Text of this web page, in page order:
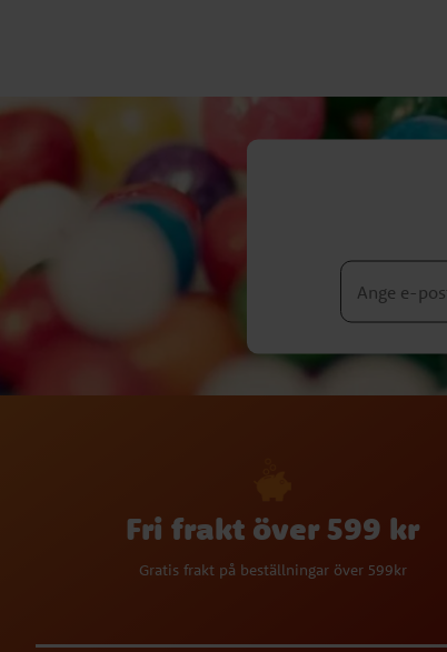
Fri frakt över 599 kr
Gratis frakt på beställningar över 599kr